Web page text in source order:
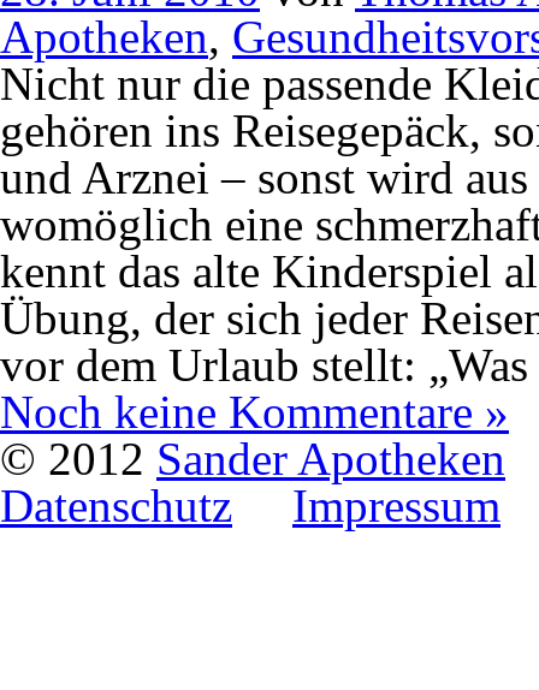
Apotheken,
Nicht nur die passende
gehören ins Reisegepäck,
und Arznei – sonst wird aus
womöglich eine
kennt das alte Kinderspiel
Übung, der sich jeder
vor dem Urlaub stellt:
Noch keine Kommentare »
© 2012 Sander Apotheken
Datenschutz
Impressum